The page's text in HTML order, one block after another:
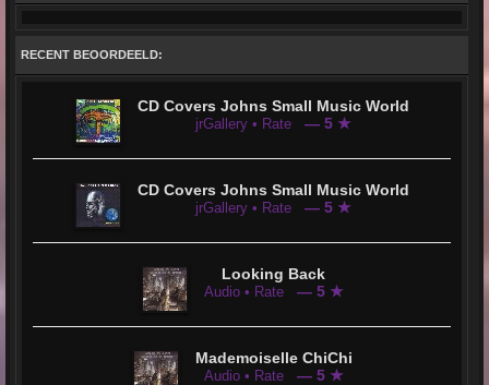
RECENT BEOORDEELD:
CD Covers Johns Small Music World
jrGallery • Rate — 5 ★
CD Covers Johns Small Music World
jrGallery • Rate — 5 ★
Looking Back
Audio • Rate — 5 ★
Mademoiselle ChiChi
Audio • Rate — 5 ★